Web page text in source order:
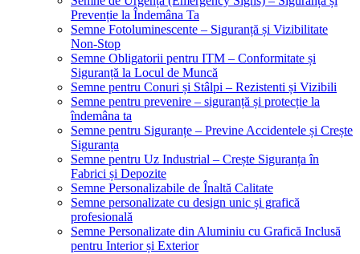
Prevenție la Îndemâna Ta
Semne Fotoluminescente – Siguranță și Vizibilitate
Non-Stop
Semne Obligatorii pentru ITM – Conformitate și
Siguranță la Locul de Muncă
Semne pentru Conuri și Stâlpi – Rezistenti și Vizibili
Semne pentru prevenire – siguranță și protecție la
îndemâna ta
Semne pentru Siguranțe – Previne Accidentele și Crește
Siguranța
Semne pentru Uz Industrial – Crește Siguranța în
Fabrici și Depozite
Semne Personalizabile de Înaltă Calitate
Semne personalizate cu design unic și grafică
profesională
Semne Personalizate din Aluminiu cu Grafică Inclusă
pentru Interior și Exterior